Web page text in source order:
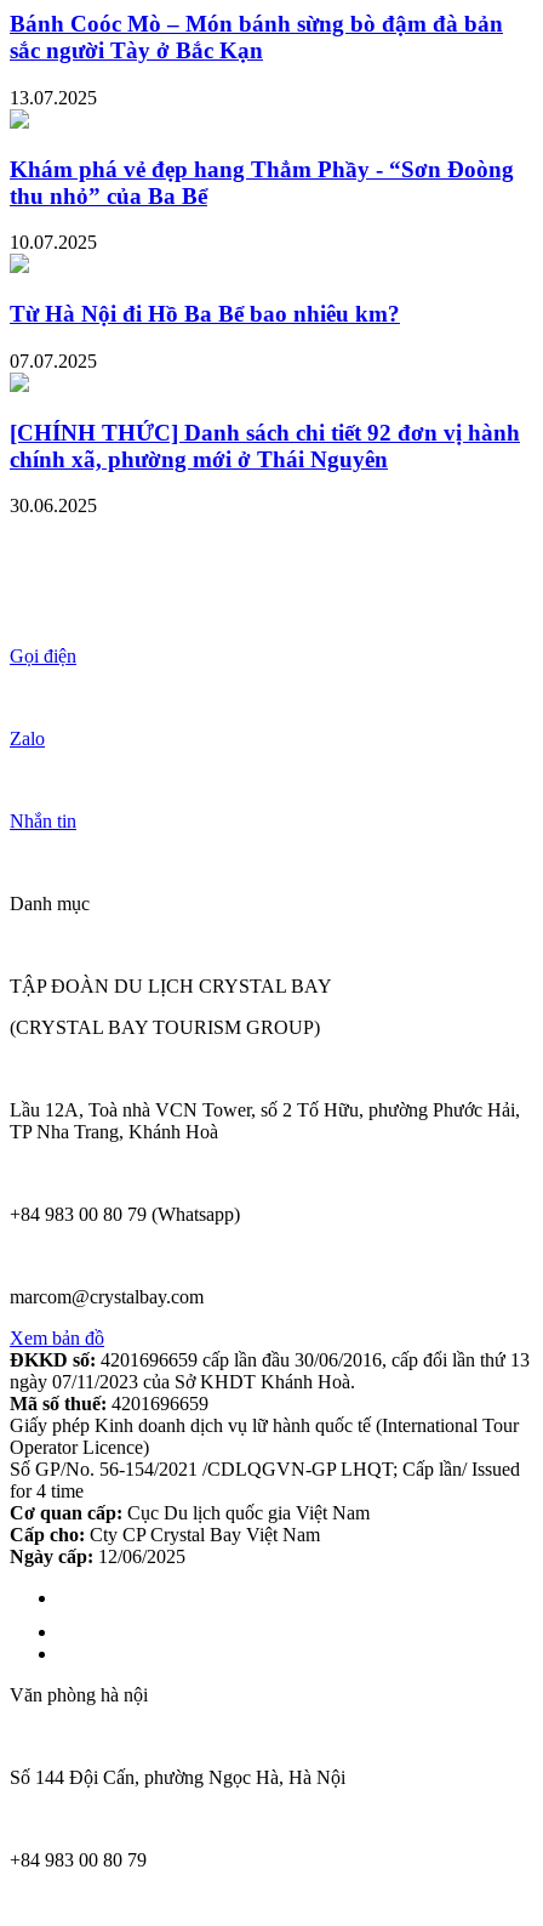
Bánh Coóc Mò – Món bánh sừng bò đậm đà bản
sắc người Tày ở Bắc Kạn
13.07.2025
Khám phá vẻ đẹp hang Thẳm Phầy - “Sơn Đoòng
thu nhỏ” của Ba Bể
10.07.2025
Từ Hà Nội đi Hồ Ba Bể bao nhiêu km?
07.07.2025
[CHÍNH THỨC] Danh sách chi tiết 92 đơn vị hành
chính xã, phường mới ở Thái Nguyên
30.06.2025
Gọi điện
Zalo
Nhắn tin
Danh mục
TẬP ĐOÀN DU LỊCH CRYSTAL BAY
(CRYSTAL BAY TOURISM GROUP)
Lầu 12A, Toà nhà VCN Tower, số 2 Tố Hữu, phường Phước Hải,
TP Nha Trang, Khánh Hoà
+84 983 00 80 79 (Whatsapp)
marcom@crystalbay.com
Xem bản đồ
ĐKKD số: 4201696659 cấp lần đầu 30/06/2016, cấp đổi lần thứ 13
ngày 07/11/2023 của Sở KHDT Khánh Hoà.
Mã số thuế: 4201696659
Giấy phép Kinh doanh dịch vụ lữ hành quốc tế (International Tour
Operator Licence)
Số GP/No. 56-154/2021 /CDLQGVN-GP LHQT; Cấp lần/ Issued
for 4 time
Cơ quan cấp: Cục Du lịch quốc gia Việt Nam
Cấp cho: Cty CP Crystal Bay Việt Nam
Ngày cấp: 12/06/2025
Văn phòng hà nội
Số 144 Đội Cấn, phường Ngọc Hà, Hà Nội
+84 983 00 80 79